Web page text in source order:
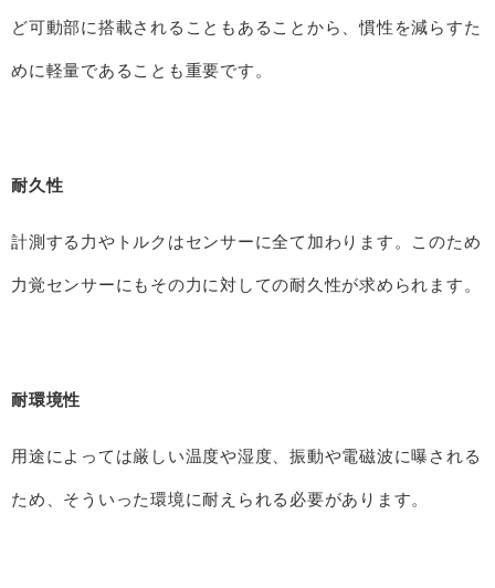
ど可動部に搭載されることもあることから、慣性を減らすた
めに軽量であることも重要です。
耐久性
計測する力やトルクはセンサーに全て加わります。このため
力覚センサーにもその力に対しての耐久性が求められます。
耐環境性
用途によっては厳しい温度や湿度、振動や電磁波に曝される
ため、そういった環境に耐えられる必要があります。